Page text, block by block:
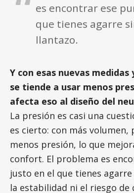
es encontrar ese
que tienes agarre
llantazo.
Y con esas nuevas medidas
se tiende a usar menos
afecta eso al diseño del
La presión es casi una
es cierto: con más volumen,
menos presión, lo que
confort. El problema es
justo en el que tienes
la estabilidad ni el riesgo